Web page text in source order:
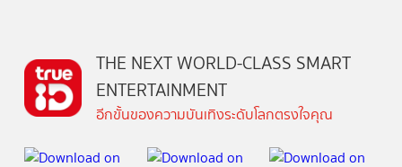
THE NEXT WORLD-CLASS SMART
ENTERTAINMENT
อีกขั้นของความบันเทิงระดับโลกตรงใจคุณ